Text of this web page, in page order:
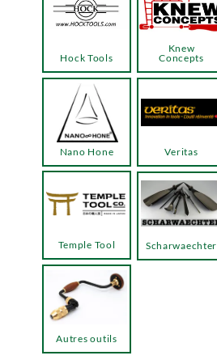
Hock Tools
Knew
Concepts
Temple Tool
Veritas
Nano Hone
Autres outils
Scharwaechter